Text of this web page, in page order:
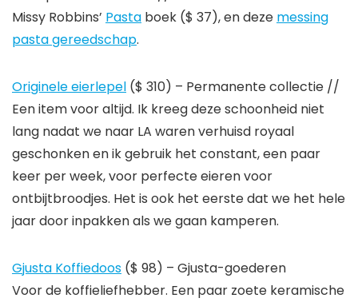
Missy Robbins’ Pasta boek ($ 37), en deze messing
pasta gereedschap.
Originele eierlepel ($ 310) – Permanente collectie //
Een item voor altijd. Ik kreeg deze schoonheid niet
lang nadat we naar LA waren verhuisd royaal
geschonken en ik gebruik het constant, een paar
keer per week, voor perfecte eieren voor
ontbijtbroodjes. Het is ook het eerste dat we het hele
jaar door inpakken als we gaan kamperen.
Gjusta Koffiedoos ($ 98) – Gjusta-goederen
Voor de koffieliefhebber. Een paar zoete keramische